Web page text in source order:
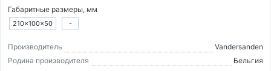
Габаритные размеры, мм
210×100×50 -
Производитель
Vandersanden
Родина производителя
Бельгия